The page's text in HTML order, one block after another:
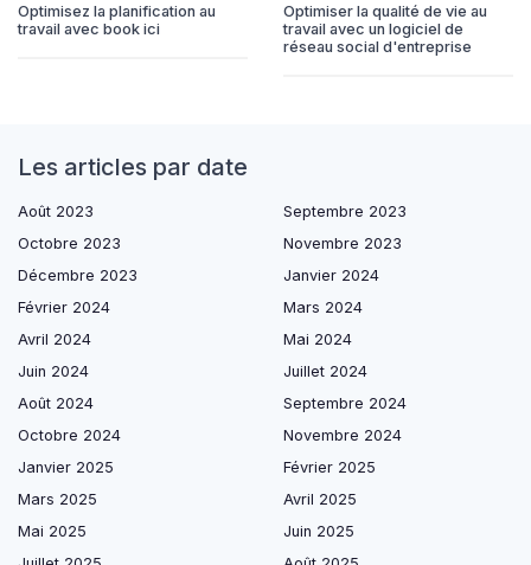
Optimisez la planification au
travail avec book ici
Optimiser la qualité de vie au
travail avec un logiciel de
réseau social d'entreprise
Les articles par date
Août 2023
Septembre 2023
Octobre 2023
Novembre 2023
Décembre 2023
Janvier 2024
Février 2024
Mars 2024
Avril 2024
Mai 2024
Juin 2024
Juillet 2024
Août 2024
Septembre 2024
Octobre 2024
Novembre 2024
Janvier 2025
Février 2025
Mars 2025
Avril 2025
Mai 2025
Juin 2025